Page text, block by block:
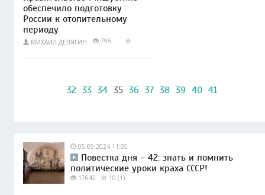
обеспечило подготовку
России к отопительному
периоду
МИХАИЛ ДЕЛЯГИН 795
32 33 34 35 36 37 38 39 40 41
05.05.2024 11:05
Повестка дня – 42: знать и помнить
политические уроки краха СССР!
17642 10 (1)